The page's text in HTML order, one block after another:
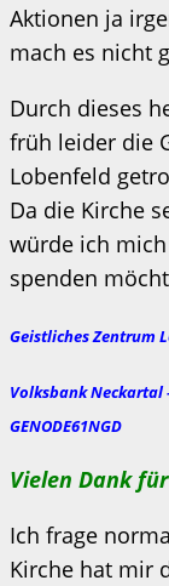
Aktionen ja
mach es nicht
Durch dieses
früh leider die
Lobenfeld
Da die Kirche
würde ich
spenden
Geistliches Zentrum
Volksbank Neckartal
GENODE61NGD
Vielen Dank
Ich frage
Kirche hat mir